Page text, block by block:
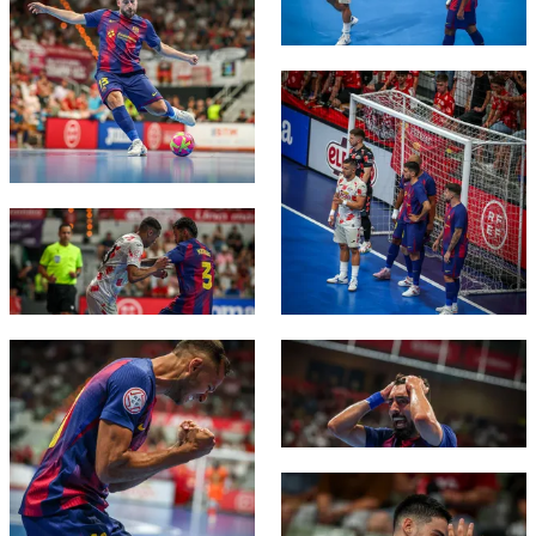
FC Barcelona club badge
FC Barcelona club badge
FC Barcelona club badge
FC Barcelona club badge
FC Barcelona club badge